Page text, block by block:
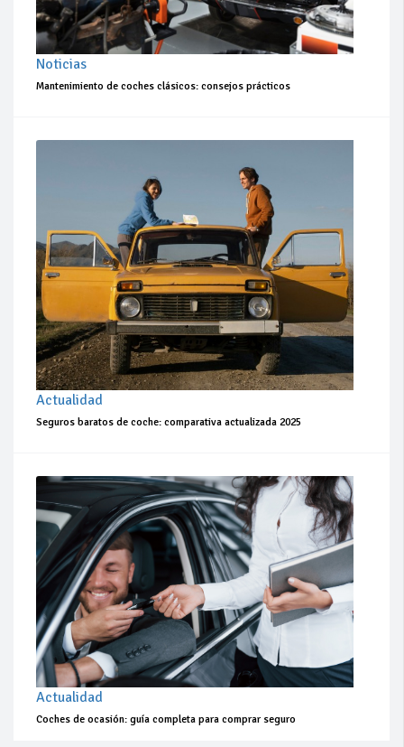
Noticias
Mantenimiento de coches clásicos: consejos prácticos
Actualidad
Seguros baratos de coche: comparativa actualizada 2025
Actualidad
Coches de ocasión: guía completa para comprar seguro